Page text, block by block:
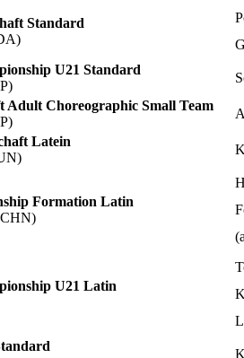
Standard
U21 Standard
Adult Choreographic Small Team
Latein
Formation Latin
U21 Latin